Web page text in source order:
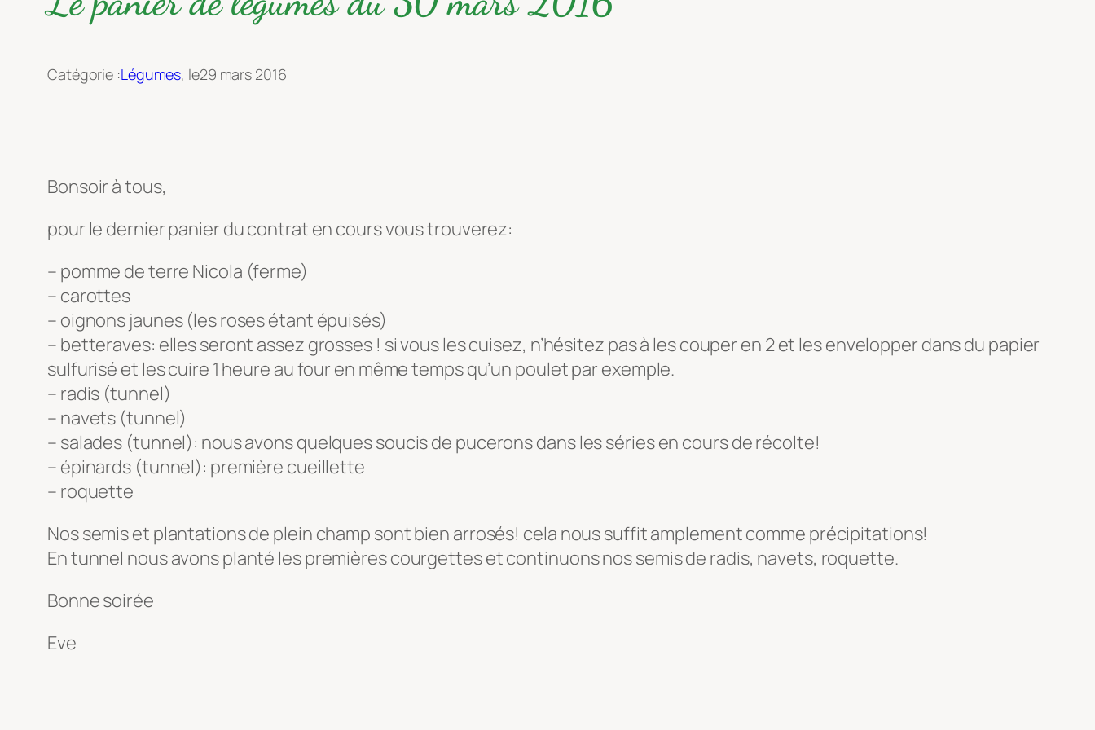
Catégorie :Légumes, le29 mars 2016
Bonsoir à tous,
pour le dernier panier du contrat en cours vous trouverez:
– pomme de terre Nicola (ferme)
– carottes
– oignons jaunes (les roses étant épuisés)
– betteraves: elles seront assez grosses ! si vous les cuisez, n’hésitez pas à les couper en 2 et les envelopper dans du papier
sulfurisé et les cuire 1 heure au four en même temps qu’un poulet par exemple.
– radis (tunnel)
– navets (tunnel)
– salades (tunnel): nous avons quelques soucis de pucerons dans les séries en cours de récolte!
– épinards (tunnel): première cueillette
– roquette
Nos semis et plantations de plein champ sont bien arrosés! cela nous suffit amplement comme précipitations!
En tunnel nous avons planté les premières courgettes et continuons nos semis de radis, navets, roquette.
Bonne soirée
Eve